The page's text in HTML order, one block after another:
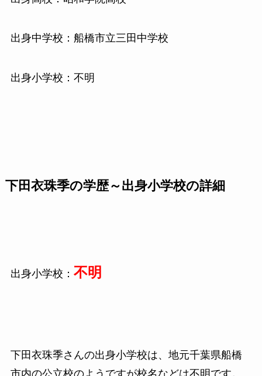
出身中学校：船橋市立三田中学校
出身小学校：不明
下田衣珠季の学歴～出身小学校の詳細
出身小学校： 不明
下田衣珠季さんの出身小学校は、地元千葉県船橋
市内の公立校のようですが校名などは不明です。